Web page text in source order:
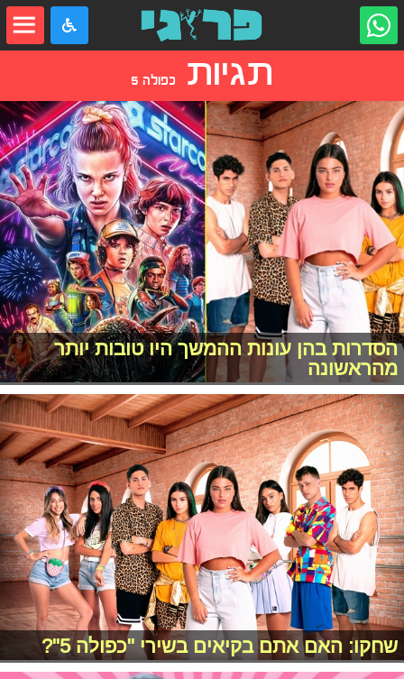
תגיות כפולה 5
הסדרות בהן עונות ההמשך היו טובות יותר
מהראשונה
שחקו: האם אתם בקיאים בשירי "כפולה 5"?